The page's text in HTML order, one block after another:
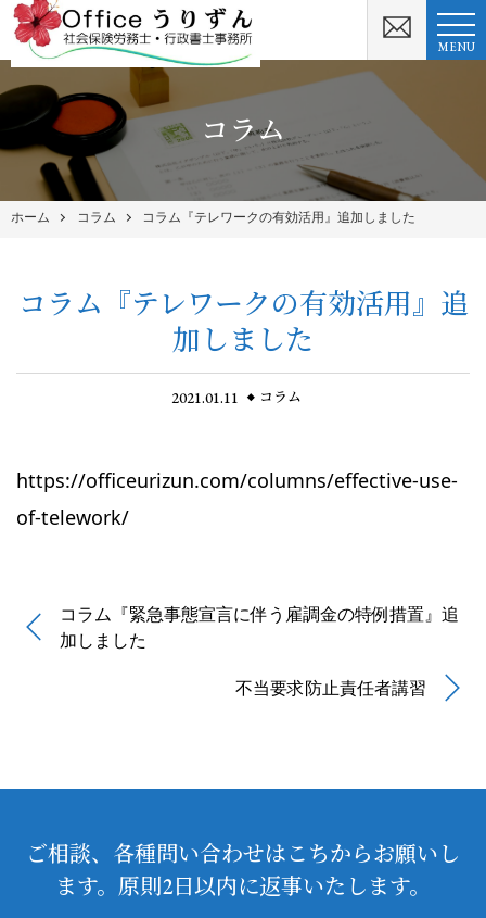
MENU
コラム
ホーム コラム コラム『テレワークの有効活用』追加しました
コラム『テレワークの有効活用』追
加しました
2021.01.11 コラム
https://officeurizun.com/columns/effective-use-
of-telework/
コラム『緊急事態宣言に伴う雇調金の特例措置』追
加しました
不当要求防止責任者講習
ご相談、各種問い合わせはこちからお願いし
ます。原則2日以内に返事いたします。